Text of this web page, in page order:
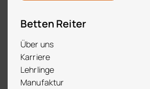
Betten Reiter
Über uns
Karriere
Lehrlinge
Manufaktur